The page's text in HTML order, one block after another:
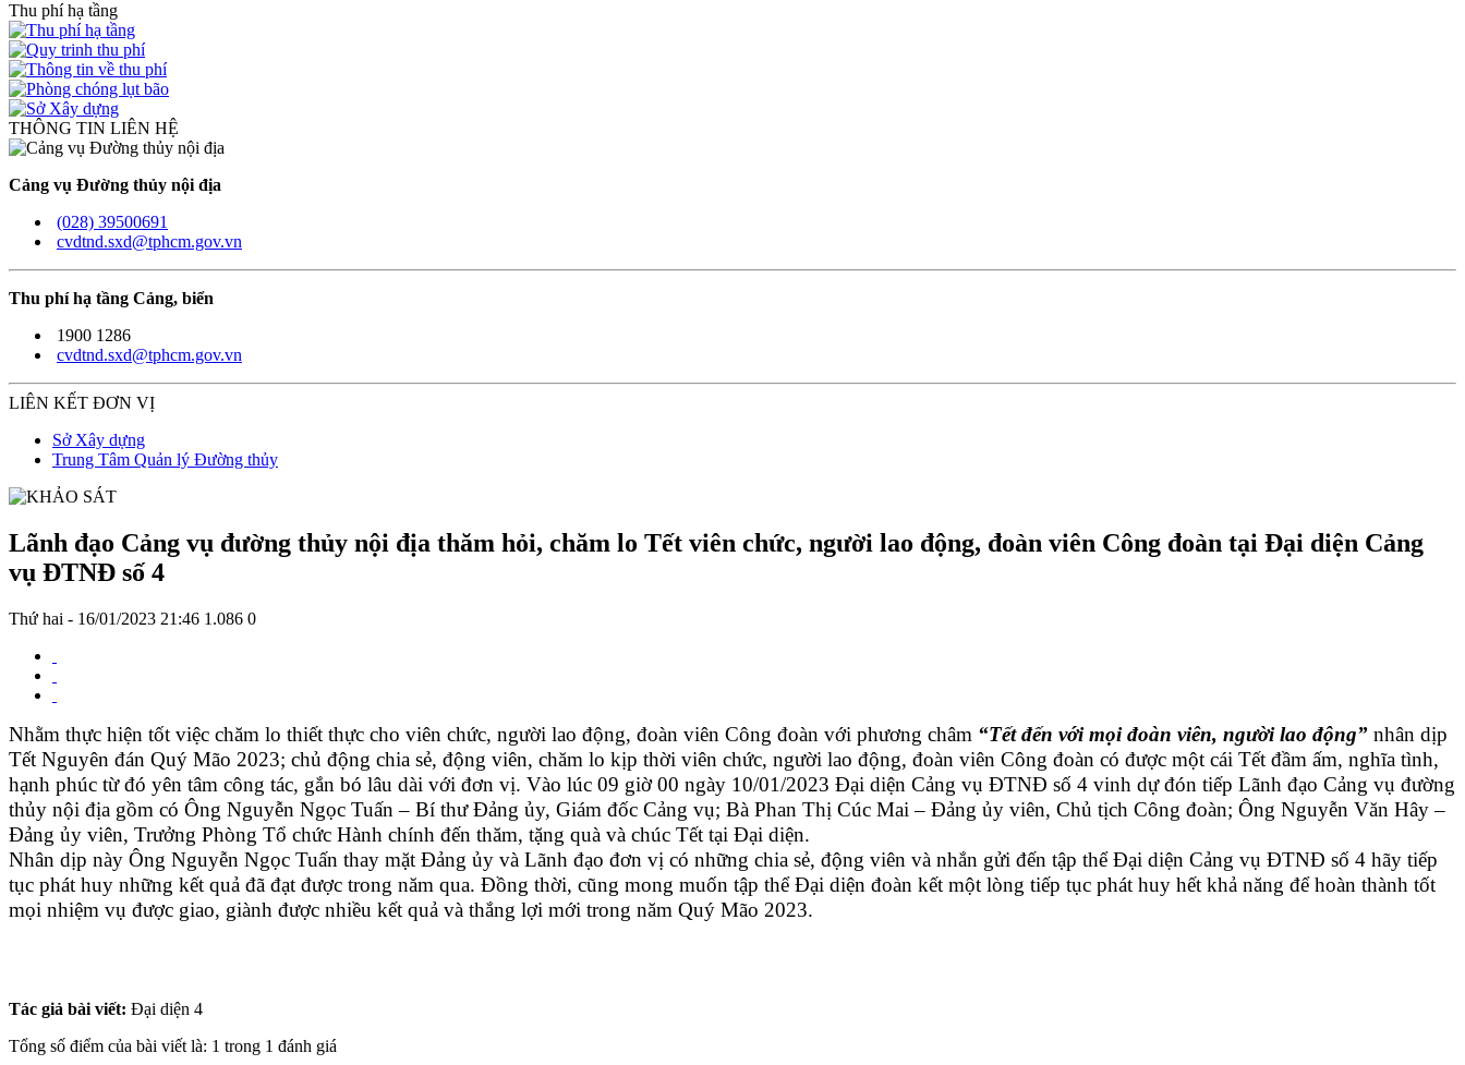
Thu phí hạ tầng
THÔNG TIN LIÊN HỆ
Cảng vụ Đường thủy nội địa
(028) 39500691
cvdtnd.sxd@tphcm.gov.vn
Thu phí hạ tầng Cảng, biển
1900 1286
cvdtnd.sxd@tphcm.gov.vn
LIÊN KẾT ĐƠN VỊ
Sở Xây dựng
Trung Tâm Quản lý Đường thủy
Lãnh đạo Cảng vụ đường thủy nội địa thăm hỏi, chăm lo Tết viên chức, người lao động, đoàn viên Công đoàn tại Đại diện Cảng
vụ ĐTNĐ số 4
Thứ hai - 16/01/2023 21:46 1.086 0
Nhằm thực hiện tốt việc chăm lo thiết thực cho viên chức, người lao động, đoàn viên Công đoàn với phương châm “Tết đến với mọi đoàn viên, người lao động” nhân dịp
Tết Nguyên đán Quý Mão 2023; chủ động chia sẻ, động viên, chăm lo kịp thời viên chức, người lao động, đoàn viên Công đoàn có được một cái Tết đầm ấm, nghĩa tình,
hạnh phúc từ đó yên tâm công tác, gắn bó lâu dài với đơn vị. Vào lúc 09 giờ 00 ngày 10/01/2023 Đại diện Cảng vụ ĐTNĐ số 4 vinh dự đón tiếp Lãnh đạo Cảng vụ đường
thủy nội địa gồm có Ông Nguyễn Ngọc Tuấn – Bí thư Đảng ủy, Giám đốc Cảng vụ; Bà Phan Thị Cúc Mai – Đảng ủy viên, Chủ tịch Công đoàn; Ông Nguyễn Văn Hây –
Đảng ủy viên, Trưởng Phòng Tổ chức Hành chính đến thăm, tặng quà và chúc Tết tại Đại diện.
Nhân dịp này Ông Nguyễn Ngọc Tuấn thay mặt Đảng ủy và Lãnh đạo đơn vị có những chia sẻ, động viên và nhắn gửi đến tập thể Đại diện Cảng vụ ĐTNĐ số 4 hãy tiếp
tục phát huy những kết quả đã đạt được trong năm qua. Đồng thời, cũng mong muốn tập thể Đại diện đoàn kết một lòng tiếp tục phát huy hết khả năng để hoàn thành tốt
mọi nhiệm vụ được giao, giành được nhiều kết quả và thắng lợi mới trong năm Quý Mão 2023.
Tác giả bài viết: Đại diện 4
Tổng số điểm của bài viết là: 1 trong 1 đánh giá